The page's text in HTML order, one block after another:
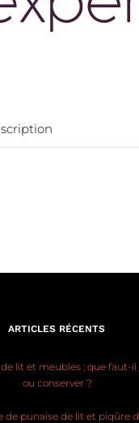
ARTICLES RÉCENTS
lit et meubles : que faut-il
ou conserver ?
de punaise de lit et piqûre